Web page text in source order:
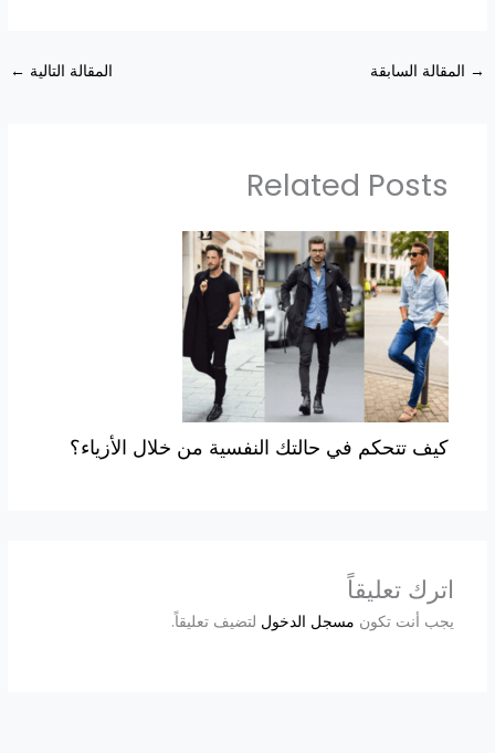
→ المقالة السابقة المقالة التالية ←
Related Posts
كيف تتحكم في حالتك النفسية من خلال الأزياء؟
اترك تعليقاً
يجب أنت تكون مسجل الدخول لتضيف تعليقاً.